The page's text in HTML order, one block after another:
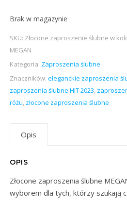
Brak w magazynie
SKU: Złocone zaproszenie ślubne w
MEGAN
Kategoria: Zaproszenia ślubne
Znaczników: eleganckie zaproszenia
zaproszenia ślubne HIT 2023,
różu, złocone zaproszenia ślubne
Opis
OPIS
Złocone zaproszenia ślubne
wyborem dla tych, którzy szukają